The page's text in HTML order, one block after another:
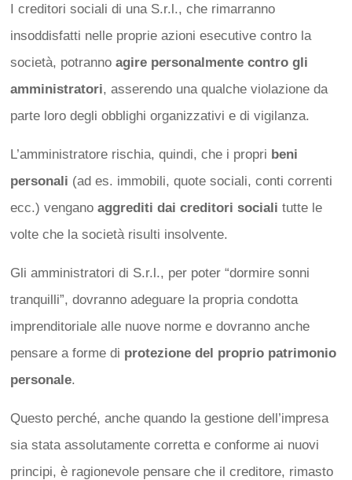
I creditori sociali di una S.r.l., che rimarranno
insoddisfatti nelle proprie azioni esecutive contro la
società, potranno agire personalmente contro gli
amministratori, asserendo una qualche violazione da
parte loro degli obblighi organizzativi e di vigilanza.
L’amministratore rischia, quindi, che i propri beni
personali (ad es. immobili, quote sociali, conti correnti
ecc.) vengano aggrediti dai creditori sociali tutte le
volte che la società risulti insolvente.
Gli amministratori di S.r.l., per poter “dormire sonni
tranquilli”, dovranno adeguare la propria condotta
imprenditoriale alle nuove norme e dovranno anche
pensare a forme di protezione del proprio patrimonio
personale.
Questo perché, anche quando la gestione dell’impresa
sia stata assolutamente corretta e conforme ai nuovi
principi, è ragionevole pensare che il creditore, rimasto